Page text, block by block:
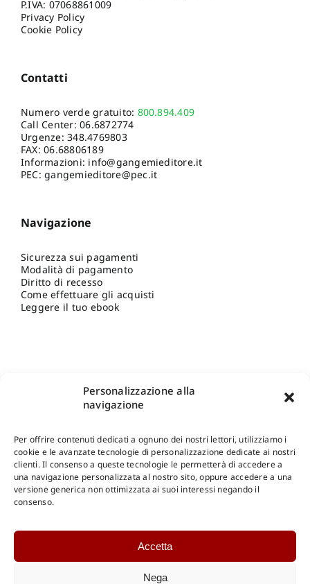
Personalizzazione alla
navigazione
Per offrire contenuti dedicati a ognuno dei nostri lettori, utilizziamo i
cookie e le avanzate tecnologie di personalizzazione dedicate ai nostri
clienti. Il consenso a queste tecnologie le permetterà di accedere a
una navigazione personalizzata al nostro sito, oppure accedere a una
versione generica non ottimizzata ai suoi interessi negando il
consenso.
Accetta
Nega
P.IVA: 07068861009
Privacy Policy
Cookie Policy
Contatti
Numero verde gratuito: 800.894.409
Call Center:06.6872774
Urgenze:348.4769803
FAX: 06.68806189
Informazioni: info@gangemieditore.it
PEC: gangemieditore@pec.it
Navigazione
Sicurezza sui pagamenti
Modalità di pagamento
Diritto di recesso
Come effettuare gli acquisti
Leggere il tuo ebook
Shop Gangemi Editore-Pagamenti Sicuri e anche Rateali
Catalogo Online
Catalogo Internazionale